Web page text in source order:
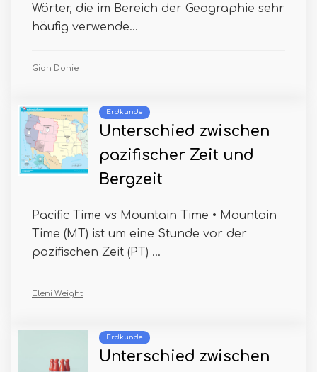
Wörter, die im Bereich der Geographie sehr
häufig verwende...
Gian Donie
Erdkunde
Unterschied zwischen
pazifischer Zeit und
Bergzeit
Pacific Time vs Mountain Time • Mountain
Time (MT) ist um eine Stunde vor der
pazifischen Zeit (PT) ...
Eleni Weight
Erdkunde
Unterschied zwischen